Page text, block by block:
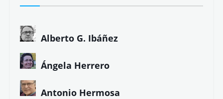
Alberto G. Ibáñez
Ángela Herrero
Antonio Hermosa